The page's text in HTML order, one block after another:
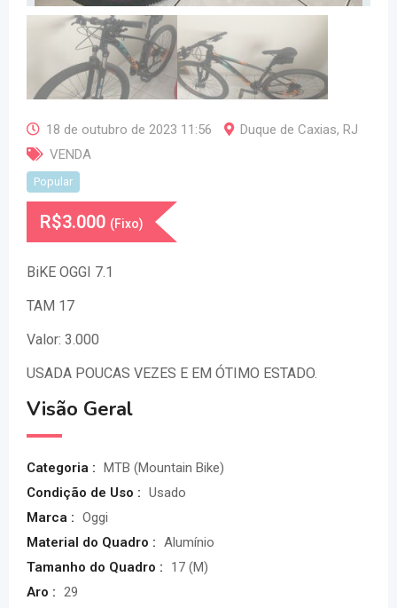
18 de outubro de 2023 11:56 Duque de Caxias, RJ
VENDA
Popular
R$3.000 (Fixo)
BiKE OGGI 7.1
TAM 17
Valor: 3.000
USADA POUCAS VEZES E EM ÓTIMO ESTADO.
Visão Geral
Categoria : MTB (Mountain Bike)
Condição de Uso : Usado
Marca : Oggi
Material do Quadro : Alumínio
Tamanho do Quadro :
17 (M)
Aro : 29